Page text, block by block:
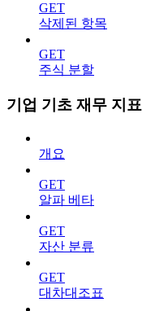
GET
삭제된 항목
GET
주식 분할
기업 기초 재무 지표
개요
GET
알파 베타
GET
자산 분류
GET
대차대조표